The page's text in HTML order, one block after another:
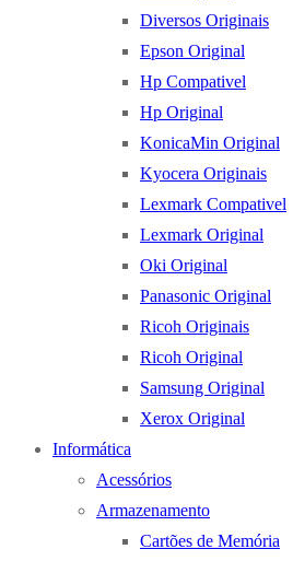
Diversos Originais
Epson Original
Hp Compativel
Hp Original
KonicaMin Original
Kyocera Originais
Lexmark Compativel
Lexmark Original
Oki Original
Panasonic Original
Ricoh Originais
Ricoh Original
Samsung Original
Xerox Original
Informática
Acessórios
Armazenamento
Cartões de Memória